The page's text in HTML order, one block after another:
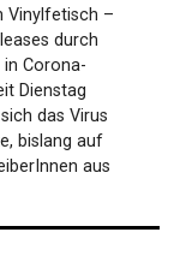
Vinylfetisch –
durch
Corona-
Dienstag
das Virus
bislang auf
aus